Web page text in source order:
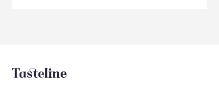
Tasteline startsida